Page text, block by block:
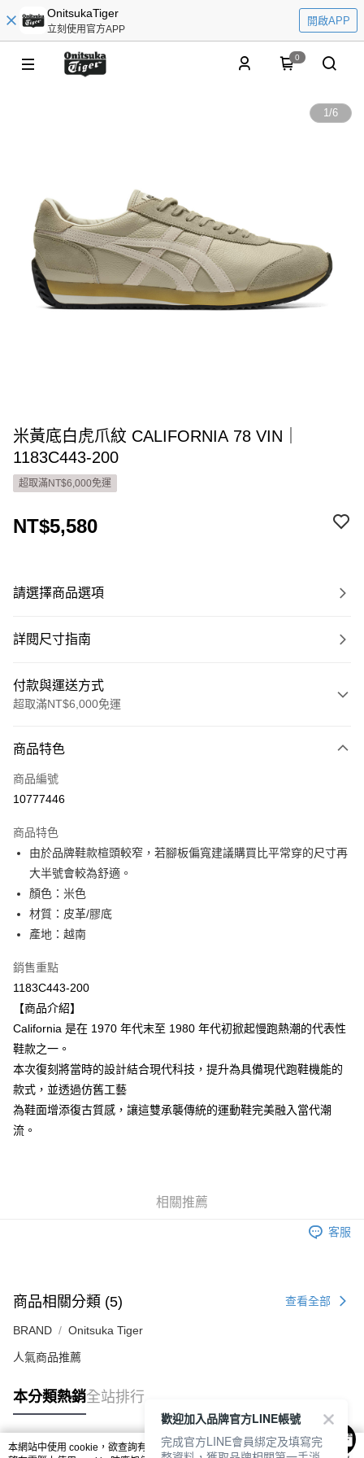
OnitsukaTiger
立刻使用官方APP
開啟APP
0
1/6
米黃底白虎爪紋 CALIFORNIA 78 VIN｜
1183C443-200
超取滿NT$6,000免運
NT$5,580
請選擇商品選項
詳閱尺寸指南
付款與運送方式
超取滿NT$6,000免運
信用卡一次付款
超商取貨付款
Apple Pay
ATM付款
運送方式
每筆NT$80，滿NT$6,000(含以上)免運費
萊爾富取貨付款
每筆NT$80，滿NT$6,000(含以上)免運費
付款後萊爾富取貨
每筆NT$80，滿NT$6,000(含以上)免運費
商品特色
商品編號
10777446
商品特色
由於品牌鞋款楦頭較窄，若腳板偏寬建議購買比平常穿的尺寸再
大半號會較為舒適。
顏色：米色
材質：皮革/膠底
產地：越南
銷售重點
1183C443-200
【商品介紹】
California 是在 1970 年代末至 1980 年代初掀起慢跑熱潮的代表性
鞋款之一。
本次復刻將當時的設計結合現代科技，提升為具備現代跑鞋機能的
款式，並透過仿舊工藝
為鞋面增添復古質感，讓這雙承襲傳統的運動鞋完美融入當代潮
流。
相關推薦
客服
商品相關分類 (5) 查看全部
BRAND Onitsuka Tiger
人氣商品推薦
本分類熱銷全站排行
本網站中使用 cookie，欲查詢有關本網站使用 cookie 方式之詳情，及若您不希
歡迎加入品牌官方LINE帳號
完成官方LINE會員綁定及填寫完